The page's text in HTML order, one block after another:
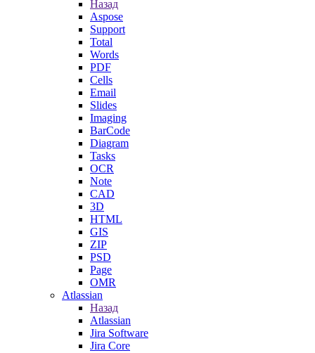
Назад
Aspose
Support
Total
Words
PDF
Cells
Email
Slides
Imaging
BarCode
Diagram
Tasks
OCR
Note
CAD
3D
HTML
GIS
ZIP
PSD
Page
OMR
Atlassian
Назад
Atlassian
Jira Software
Jira Core